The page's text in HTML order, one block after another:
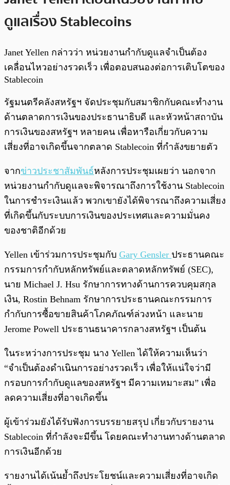
ดูแลเรื่อง Stablecoins
Janet Yellen กล่าวว่า หน่วยงานกำกับดูแลจำเป็นต้อง
เคลื่อนไหวอย่างรวดเร็ว เพื่อตอบสนองต่อการเติบโตของ
Stablecoin
รัฐมนตรีคลังสหรัฐฯ จัดประชุมกับสมาชิกกับคณะทำงาน
ด้านตลาดการเงินของประธานาธิบดี และหัวหน้าสถาบัน
การเงินของสหรัฐฯ หลายคน เพื่อหารือเกี่ยวกับความ
เสี่ยงที่อาจเกิดขึ้นจากตลาด Stablecoin ที่กำลังขยายตัว
จากข่าวประชาสัมพันธ์หลังการประชุมเผยว่า นอกจาก
หน่วยงานกำกับดูแลจะพิจารณาถึงการใช้งาน Stablecoin
ในการชำระเงินแล้ว พวกเขายังได้พิจารณาถึงความเสี่ยง
ที่เกิดขึ้นกับระบบการเงินของประเทศและความมั่นคง
ของชาติอีกด้วย
Yellen เข้าร่วมการประชุมกับ Gary Gensler ประธานคณะ
กรรมการกำกับหลักทรัพย์และตลาดหลักทรัพย์ (SEC),
นาย Michael J. Hsu รักษาการทางด้านการควบคุมสกุล
เงิน, Rostin Behnam รักษาการประธานคณะกรรมการ
กำกับการซื้อขายสินค้าโภคภัณฑ์ล่วงหน้า และนาย
Jerome Powell ประธานธนาคารกลางสหรัฐฯ เป็นต้น
ในระหว่างการประชุม นาง Yellen ได้ให้ความเห็นว่า
“จำเป็นต้องดำเนินการอย่างรวดเร็ว เพื่อให้แน่ใจว่ามี
กรอบการกำกับดูแลของสหรัฐฯ มีความเหมาะสม” เพื่อ
ลดความเสี่ยงที่อาจเกิดขึ้น
ผู้เข้าร่วมยังได้รับฟังการบรรยายสรุป เกี่ยวกับรายงาน
Stablecoin ที่กำลังจะมีขึ้น โดยคณะทำงานทางด้านตลาด
การเงินอีกด้วย
รายงานได้เน้นย้ำถึงประโยชน์และความเสี่ยงที่อาจเกิด